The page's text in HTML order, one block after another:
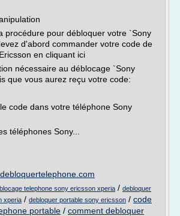
procédure pour débloquer votre `Sony
d'abord commander votre code de
en cliquant ici
nécessaire au déblocage `Sony
que vous aurez reçu votre code:
code dans votre téléphone Sony
téléphones Sony...
telephone sony ericsson xperia / debloquer
xperia / debloquer portable sony ericsson / code
portable / comment debloquer